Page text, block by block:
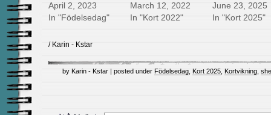
April 2, 2023
In "Födelsedag"
March 12, 2022
In "Kort 2022"
June 23, 2025
In "Kort 2025"
/ Karin - Kstar
by Karin - Kstar | posted under Födelsedag Kort 2025 Kortvikning